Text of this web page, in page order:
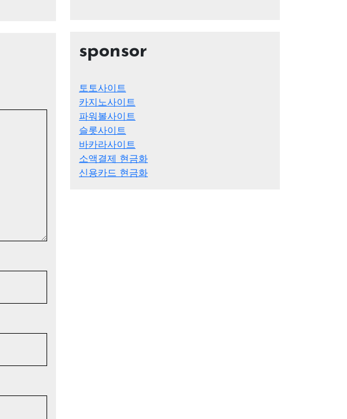
sponsor
토토사이트
카지노사이트
파워볼사이트
슬롯사이트
바카라사이트
소액결제 현금화
신용카드 현금화